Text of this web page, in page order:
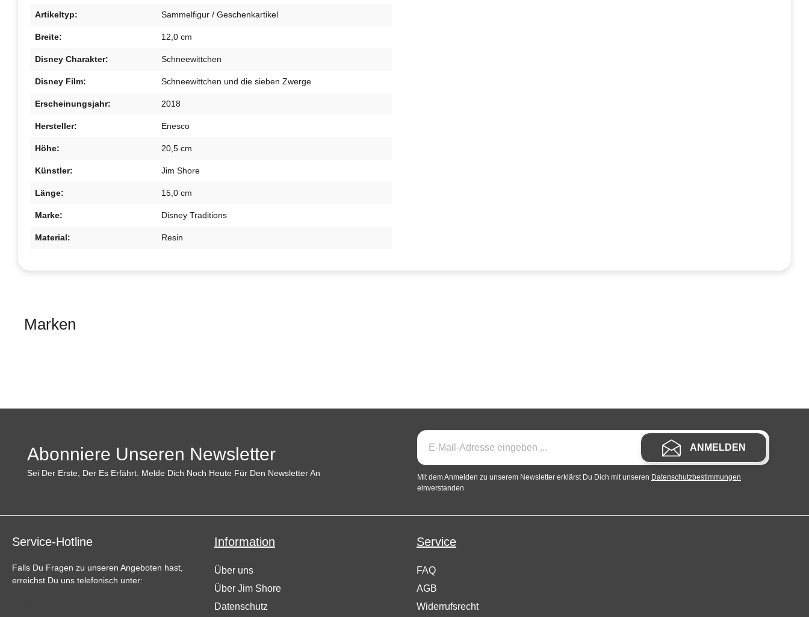
Artikeltyp: Sammelfigur / Geschenkartikel
Breite: 12,0 cm
Disney Charakter: Schneewittchen
Disney Film: Schneewittchen und die sieben Zwerge
Erscheinungsjahr: 2018
Hersteller: Enesco
Höhe: 20,5 cm
Künstler: Jim Shore
Länge: 15,0 cm
Marke: Disney Traditions
Material: Resin
Marken
Abonniere Unseren Newsletter
Sei Der Erste, Der Es Erfährt. Melde Dich Noch Heute Für Den Newsletter An
ANMELDEN
Mit dem Anmelden zu unserem Newsletter erklärst Du Dich mit unseren Datenschutzbestimmungen
einverstanden
Service-Hotline
Falls Du Fragen zu unseren Angeboten hast,
erreichst Du uns telefonisch unter:
Information
Über uns
Über Jim Shore
Datenschutz
Service
FAQ
AGB
Widerrufsrecht